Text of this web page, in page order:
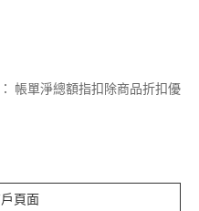
帳單淨總額指扣除商品折扣優
頁面